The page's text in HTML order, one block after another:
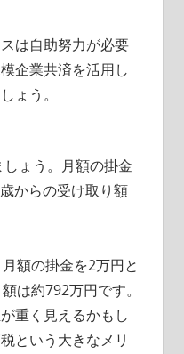
は自助努力が必要
企業共済を活用し
ょう。
ょう。月額の掛金
からの受け取り額
額の掛金を2万円と
は約792万円です。
重く見えるかもし
という大きなメリ